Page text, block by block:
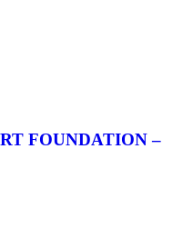
FOUNDATION –